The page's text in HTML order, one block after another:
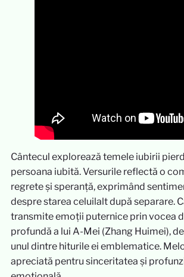
Cântecul explorează temele iubirii
persoana iubită. Versurile reflectă o
regrete și speranță, exprimând
despre starea celuilalt după separare.
transmite emoții puternice prin vocea
profundă a lui A-Mei (Zhang Huimei),
unul dintre hiturile ei emblematice.
apreciată pentru sinceritatea și